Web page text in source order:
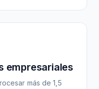
empresariales
más de 1,5